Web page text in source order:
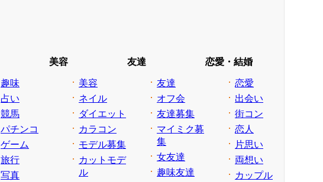
趣味
占い
競馬
パチンコ
ゲーム
旅行
写真
美容
美容
ネイル
ダイエット
カラコン
モデル募集
カットモデ
ル
友達
友達
オフ会
友達募集
マイミク募
集
女友達
趣味友達
恋愛・結婚
恋愛
出会い
街コン
恋人
片思い
両想い
カップル